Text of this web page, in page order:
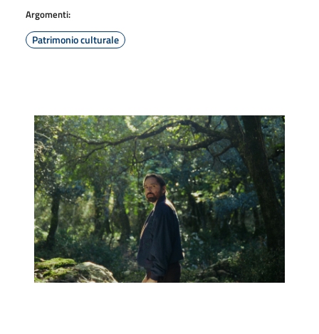
Argomenti:
Patrimonio culturale